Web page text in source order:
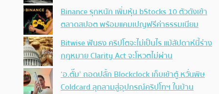
Binance รุกหนัก เพิ่มหุ้น bStocks 10 ตัวดังเข้า
ตลาดสปอต พร้อมแคมเปญฟรีค่าธรรมเนียม
Bitwise ฟันธง คริปโตจะไม่เป็นไร แม้สัปดาห์นี้ร่าง
กฎหมาย Clarity Act จะโหวตไม่ผ่าน
‘อ.ตั๊ม’ ถอดปลั้ก Blockclock เก็บเข้าตู้ หวั่นพิษ
Coldcard ลุกลามสู่อุปกรณ์คริปโทฯ ในบ้าน